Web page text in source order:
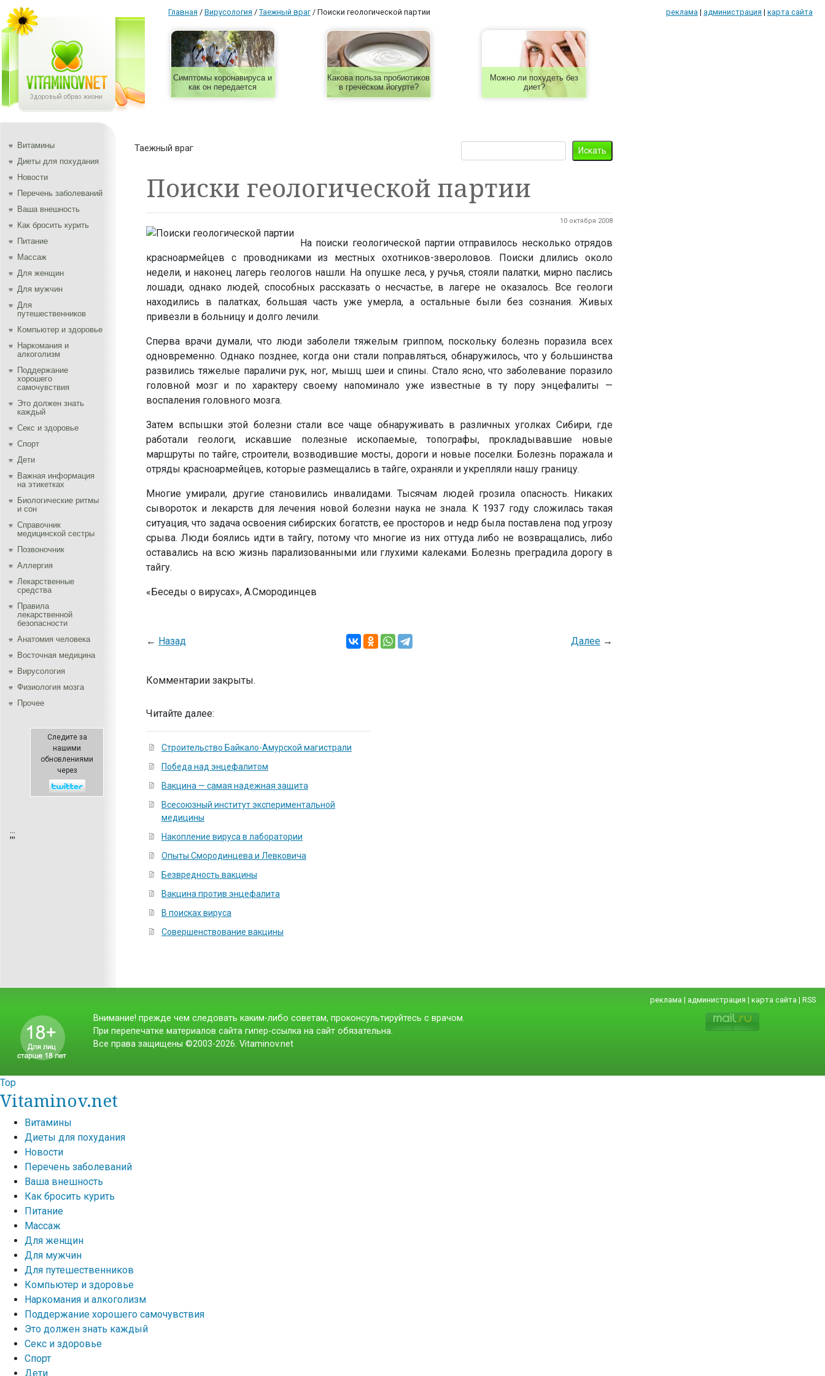
Главная / Вирусология / Таежный враг/ Поиски геологической партии реклама | администрация | карта сайта
Симптомы коронавируса и
как он передается
Какова польза пробиотиков
в греческом йогурте?
Можно ли похудеть без
диет?
Витамины
Диеты для похудания
Новости
Перечень заболеваний
Ваша внешность
Как бросить курить
Питание
Массаж
Для женщин
Для мужчин
Для
путешественников
Компьютер и здоровье
Наркомания и
алкоголизм
Поддержание
хорошего
самочувствия
Это должен знать
каждый
Секс и здоровье
Спорт
Дети
Важная информация
на этикетках
Биологические ритмы
и сон
Справочник
медицинской сестры
Позвоночник
Аллергия
Лекарственные
средства
Правила
лекарственной
безопасности
Aнатомия человека
Восточная медицина
Вирусология
Физиология мозга
Прочее
Следите за
нашими
обновлениями
через
;;;
Таежный враг
Поиски геологической партии
10 октября 2008
На поиски геологической партии отправилось несколько отрядов
красноармейцев с проводниками из местных охотников-звероловов. Поиски длились около
недели, и наконец лагерь геологов нашли. На опушке леса, у ручья, стояли палатки, мирно паслись
лошади, однако людей, способных рассказать о несчастье, в лагере не оказалось. Все геологи
находились в палатках, большая часть уже умерла, а остальные были без сознания. Живых
привезли в больницу и долго лечили.
Сперва врачи думали, что люди заболели тяжелым гриппом, поскольку болезнь поразила всех
одновременно. Однако позднее, когда они стали поправляться, обнаружилось, что у большинства
развились тяжелые параличи рук, ног, мышц шеи и спины. Стало ясно, что заболевание поразило
головной мозг и по характеру своему напоминало уже известные в ту пору энцефалиты —
воспаления головного мозга.
Затем вспышки этой болезни стали все чаще обнаруживать в различных уголках Сибири, где
работали геологи, искавшие полезные ископаемые, топографы, прокладывавшие новые
маршруты по тайге, строители, возводившие мосты, дороги и новые поселки. Болезнь поражала и
отряды красноармейцев, которые размещались в тайге, охраняли и укрепляли нашу границу.
Многие умирали, другие становились инвалидами. Тысячам людей грозила опасность. Никаких
сывороток и лекарств для лечения новой болезни наука не знала. К 1937 году сложилась такая
ситуация, что задача освоения сибирских богатств, ее просторов и недр была поставлена под угрозу
срыва. Люди боялись идти в тайгу, потому что многие из них оттуда либо не возвращались, либо
оставались на всю жизнь парализованными или глухими калеками. Болезнь преградила дорогу в
тайгу.
«Беседы о вирусах», А.Смородинцев
← Назад Далее→
Комментарии закрыты.
Читайте далее:
Cтроительство Байкало-Амурской магистрали
Победа над энцефалитом
Вакцина — самая надежная защита
Всесоюзный институт экспериментальной
медицины
Накопление вируса в лаборатории
Опыты Смородинцева и Левковича
Безвредность вакцины
Вакцина против энцефалита
В поисках вируса
Совершенствование вакцины
реклама | администрация | карта сайта | RSS
Внимание! прежде чем следовать каким-либо советам, проконсультируйтесь с врачом.
При перепечатке материалов сайта гипер-ссылка на сайт обязательна.
Все права защищены ©2003-2026. Vitaminov.net
Top
Vitaminov.net
Витамины
Диеты для похудания
Новости
Перечень заболеваний
Ваша внешность
Как бросить курить
Питание
Массаж
Для женщин
Для мужчин
Для путешественников
Компьютер и здоровье
Наркомания и алкоголизм
Поддержание хорошего самочувствия
Это должен знать каждый
Секс и здоровье
Спорт
Дети